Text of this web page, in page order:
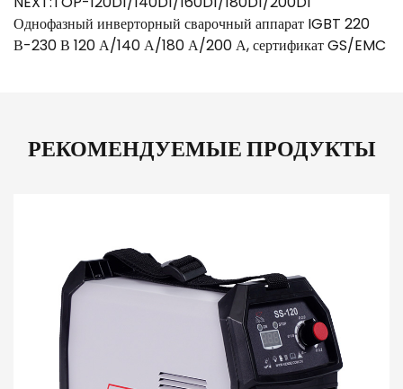
Однофазный инверторный сварочный аппарат IGBT 220
В-230 В 120 А/140 А/180 А/200 А, сертификат GS/EMC
РЕКОМЕНДУЕМЫЕ ПРОДУКТЫ